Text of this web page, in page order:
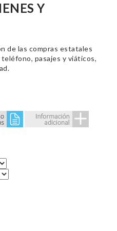
Y
de las compras estatales
pasajes y viáticos,